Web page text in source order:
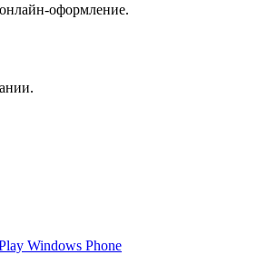
оформление.
Windows Phone